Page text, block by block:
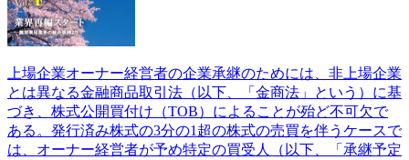
上場企業オーナー経営者の企業承継のためには、非上場企業
とは異なる金融商品取引法（以下、「金商法」という）に基
づき、株式公開買付け（TOB）によることが殆ど不可欠で
ある。発行済み株式の3分の1超の株式の売買を伴うケースで
は、オーナー経営者が予め特定の買受人（以下、「承継予定